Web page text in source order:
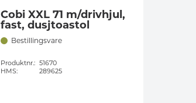
Cobi XXL 71 m/drivhjul,
fast, dusjtoastol
Bestillingsvare
Produktnr.: 51670
HMS:
289625